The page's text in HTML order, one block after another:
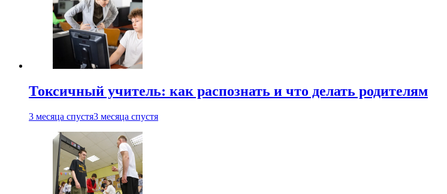
Токсичный учитель: как распознать и что делать родителям
3 месяца спустя3 месяца спустя